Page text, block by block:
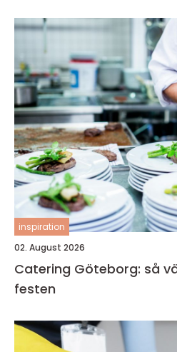
inspiration
02. August 2026
Catering Göteborg: så
festen